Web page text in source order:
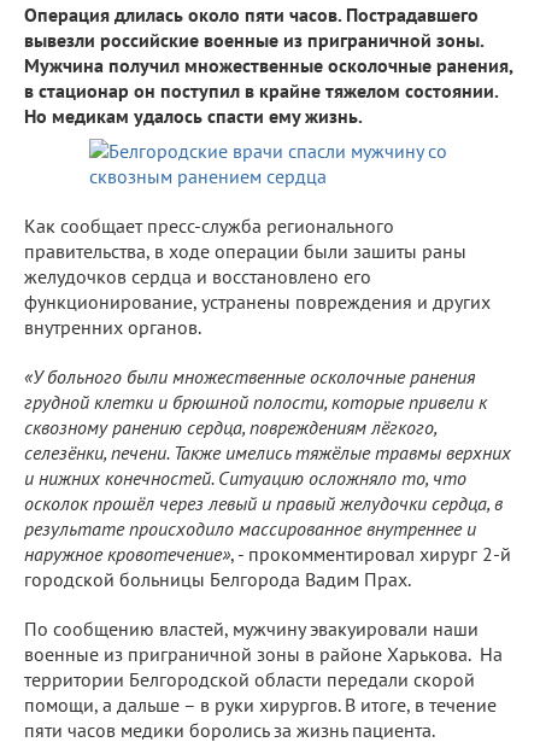
Операция длилась около пяти часов. Пострадавшего
вывезли российские военные из приграничной зоны.
Мужчина получил множественные осколочные ранения,
в стационар он поступил в крайне тяжелом состоянии.
Но медикам удалось спасти ему жизнь.
Как сообщает пресс-служба регионального
правительства, в ходе операции были зашиты раны
желудочков сердца и восстановлено его
функционирование, устранены повреждения и других
внутренних органов.
«У больного были множественные осколочные ранения
грудной клетки и брюшной полости, которые привели к
сквозному ранению сердца, повреждениям лёгкого,
селезёнки, печени. Также имелись тяжёлые травмы верхних
и нижних конечностей. Ситуацию осложняло то, что
осколок прошёл через левый и правый желудочки сердца, в
результате происходило массированное внутреннее и
наружное кровотечение», - прокомментировал хирург 2-й
городской больницы Белгорода Вадим Прах.
По сообщению властей, мужчину эвакуировали наши
военные из приграничной зоны в районе Харькова. На
территории Белгородской области передали скорой
помощи, а дальше – в руки хирургов. В итоге, в течение
пяти часов медики боролись за жизнь пациента.